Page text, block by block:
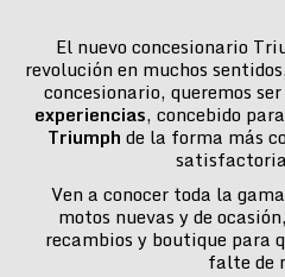
El nuevo concesionario
revolución en muchos
concesionario, queremos ser
experiencias, concebido
Triumph de la forma más
Ven a conocer toda la
motos nuevas y de
recambios y boutique para
falte de